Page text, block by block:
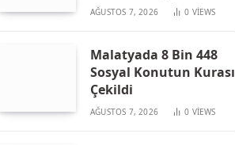
AĞUSTOS 7, 2026 0 VIEWS
Malatyada 8 Bin 448
Sosyal Konutun Kurası
Çekildi
AĞUSTOS 7, 2026 0 VIEWS